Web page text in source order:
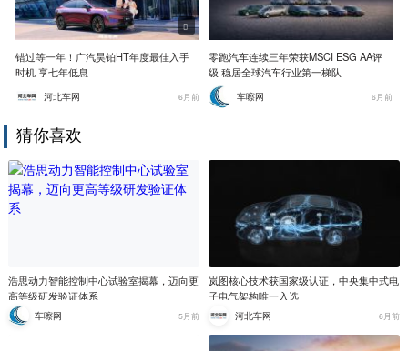
错过等一年！广汽昊铂HT年度最佳入手
时机 享七年低息
河北车网 6月前
零跑汽车连续三年荣获MSCI ESG AA评
级 稳居全球汽车行业第一梯队
车嚓网 6月前
猜你喜欢
浩思动力智能控制中心试验室揭幕，迈向更
高等级研发验证体系
车嚓网 5月前
岚图核心技术获国家级认证，中央集中式电
子电气架构唯一入选
河北车网 6月前